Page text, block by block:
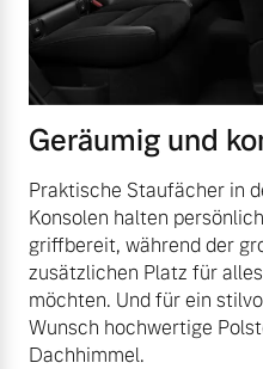
Geräumig und
Praktische Staufächer in
Konsolen halten
griffbereit, während der
zusätzlichen Platz für
möchten. Und für ein
Wunsch hochwertige
Dachhimmel.